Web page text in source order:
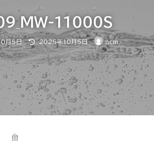
11000S
月5日
最
終
更
新
日
時
2025年10月5日 acm